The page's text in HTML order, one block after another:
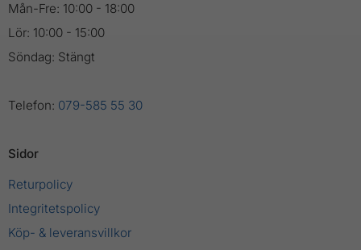
Mån-Fre: 10:00 - 18:00
Lör: 10:00 - 15:00
Söndag: Stängt
Telefon: 079-585 55 30
Sidor
Returpolicy
Integritetspolicy
Köp- & leveransvillkor